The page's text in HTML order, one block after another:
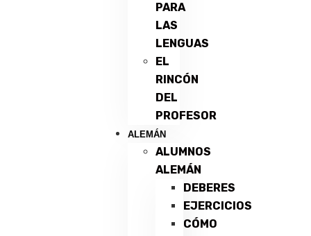
PARA
LAS
LENGUAS
EL
RINCÓN
DEL
PROFESOR
ALEMÁN
ALUMNOS
ALEMÁN
DEBERES
EJERCICIOS
CÓMO